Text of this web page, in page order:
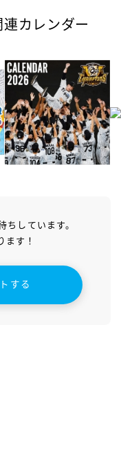
カレンダー
しています。
ます！
する